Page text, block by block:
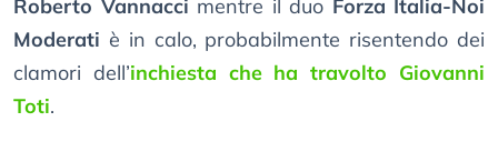
Roberto Vannacci mentre il duo Forza Italia-Noi
Moderati è in calo, probabilmente risentendo dei
clamori dell’inchiesta che ha travolto Giovanni
Toti.